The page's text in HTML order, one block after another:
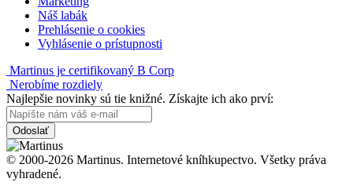
Náš labák
Prehlásenie o cookies
Vyhlásenie o prístupnosti
Martinus je certifikovaný B Corp
Nerobíme rozdiely
Najlepšie novinky sú tie knižné. Získajte ich ako prví:
Odoslať
© 2000-2026 Martinus. Internetové kníhkupectvo. Všetky práva
vyhradené.